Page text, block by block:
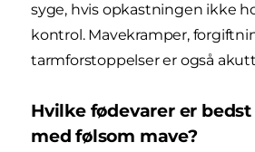
syge, hvis opkastningen ikke
kontrol. Mavekramper,
tarmforstoppelser er også
Hvilke fødevarer er
med følsom mave?